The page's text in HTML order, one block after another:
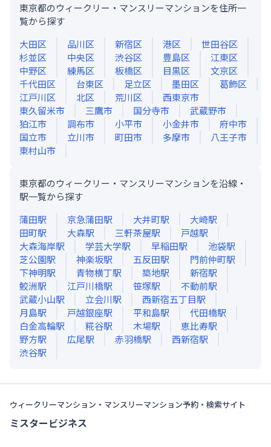
東京都のウィークリー・マンスリーマンションを住所一
覧から探す
大田区
品川区 新宿区 港区
世田谷区
杉並区
中央区 渋谷区 豊島区
江東区
中野区
練馬区 板橋区 目黒区
文京区
千代田区
台東区 足立区 墨田区
葛飾区
江戸川区
北区 荒川区
西東京市
東久留米市
三鷹市 国分寺市
武蔵野市
狛江市
調布市 小平市 小金井市
府中市
国立市
立川市 町田市 多摩市
八王子市
東村山市
東京都のウィークリー・マンスリーマンションを沿線・
駅一覧から探す
蒲田駅 京急蒲田駅 大井町駅 大崎駅
田町駅 大森駅 三軒茶屋駅 戸越駅
大森海岸駅 学芸大学駅 早稲田駅 池袋駅
芝公園駅 神楽坂駅 五反田駅 門前仲町駅
下神明駅 青物横丁駅 築地駅 新宿駅
鮫洲駅 江戸川橋駅 笹塚駅 不動前駅
武蔵小山駅 立会川駅 西新宿五丁目駅
月島駅 戸越銀座駅 平和島駅 代田橋駅
白金高輪駅 糀谷駅 木場駅 恵比寿駅
野方駅 広尾駅 赤羽橋駅 西新宿駅
渋谷駅
ウィークリーマンション・マンスリーマンション予約・検索サイト
ミスタービジネス